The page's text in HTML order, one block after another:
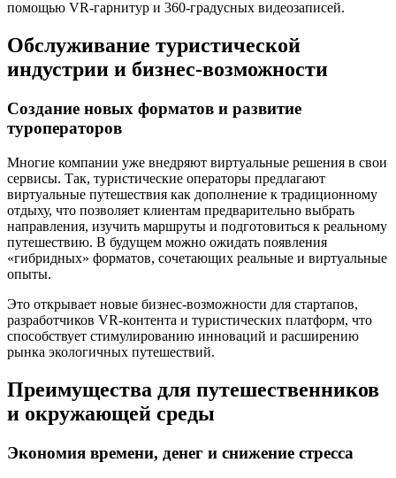
помощью VR-гарнитур и 360-градусных видеозаписей.
Обслуживание туристической
индустрии и бизнес-возможности
Создание новых форматов и развитие
туроператоров
Многие компании уже внедряют виртуальные решения в свои
сервисы. Так, туристические операторы предлагают
виртуальные путешествия как дополнение к традиционному
отдыху, что позволяет клиентам предварительно выбрать
направления, изучить маршруты и подготовиться к реальному
путешествию. В будущем можно ожидать появления
«гибридных» форматов, сочетающих реальные и виртуальные
опыты.
Это открывает новые бизнес-возможности для стартапов,
разработчиков VR-контента и туристических платформ, что
способствует стимулированию инноваций и расширению
рынка экологичных путешествий.
Преимущества для путешественников
и окружающей среды
Экономия времени, денег и снижение стресса